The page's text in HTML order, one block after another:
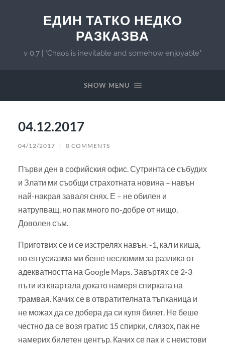
ЕДИН ТАТКО НЕДКО
РАЗКАЗВА
v 0.7 | "Chaos is inevitable and somehow enjoyable"
SHOW MENU
04.12.2017
04/12/2017 / 0 COMMENTS
Първи ден в софийския офис. Сутринта се събудих
и Злати ми съобщи страхотната новина – навън
най-накрая заваля снях. Е – не обилен и
натрупващ, но пак много по-добре от нищо.
Доволен съм.
Приготвих се и се изстрелях навън. -1, кал и киша,
но ентусиазма ми беше несломим за разлика от
адекватността на Google Maps. Завъртях се 2-3
пъти из квартала докато намеря спирката на
трамвая. Качих се в отвратителната тъпканица и
не можах да се добера да си купя билет. Не беше
честно да се возя гратис 15 спирки, слязох, пак не
намерих билетен център. Качих се пак и с неистови